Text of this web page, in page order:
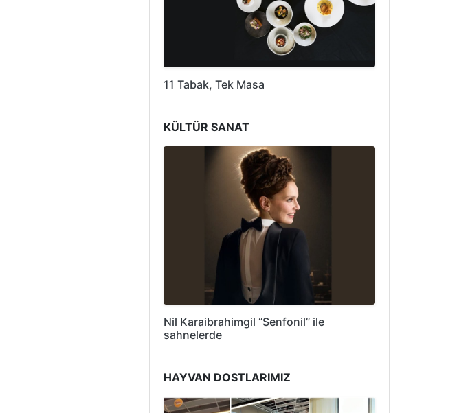
11 Tabak, Tek Masa
KÜLTÜR SANAT
Nil Karaibrahimgil “Senfonil” ile
sahnelerde
HAYVAN DOSTLARIMIZ